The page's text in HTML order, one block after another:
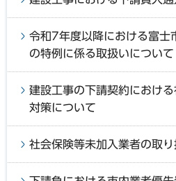
令和7年度以降における富士
の特例に係る取扱いについて
建設工事の下請契約におけ
対策について
社会保険等未加入業者の取